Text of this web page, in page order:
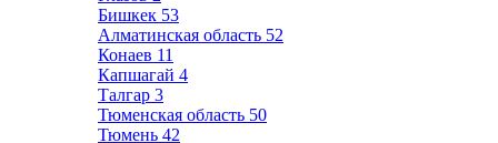
Бишкек 53
Алматинская область 52
Конаев 11
Капшагай 4
Талгар 3
Тюменская область 50
Тюмень 42